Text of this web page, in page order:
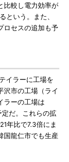
比較し電力効率が
という。また、
ロセスの追加も予
イラーに工場を
沢市の工場（ライ
ラーの工場は
だ。これらの拡
年比で7.3倍にま
国龍仁市でも生産